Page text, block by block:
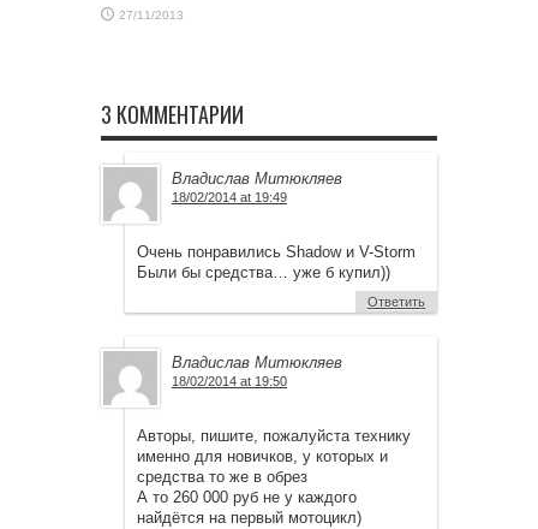
27/11/2013
3 КОММЕНТАРИИ
Владислав Митюкляев
18/02/2014 at 19:49
Очень понравились Shadow и V-Storm
Были бы средства… уже б купил))
Ответить
Владислав Митюкляев
18/02/2014 at 19:50
Авторы, пишите, пожалуйста технику
именно для новичков, у которых и
средства то же в обрез
А то 260 000 руб не у каждого
найдётся на первый мотоцикл)